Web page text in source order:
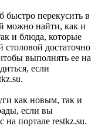
перекусить в
можно найти, как и
и блюда, которые
столовой достаточно
выполнять ее на
если
как новым, так и
если вы
на портале restkz.su.